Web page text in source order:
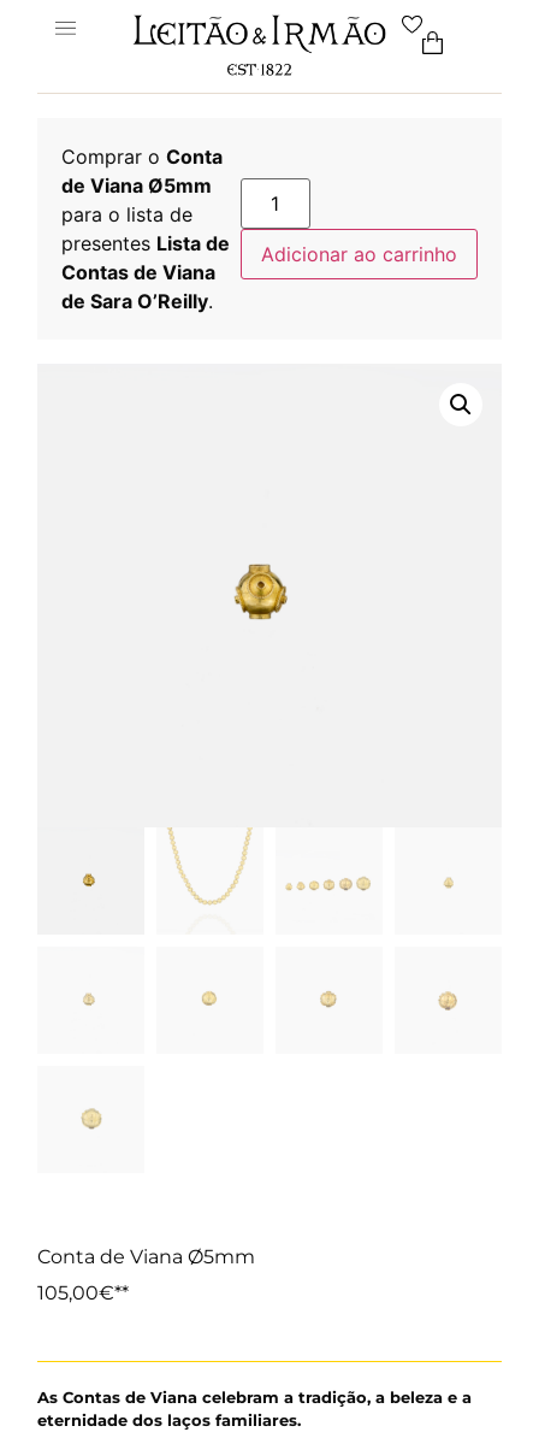
Comprar oConta
de Viana Ø5mm
para o lista de
presentes Lista de
Contas de Viana
de Sara O’Reilly.
Adicionar ao carrinho
Conta de Viana Ø5mm
105,00€
As Contas de Viana celebram a tradição, a beleza e a
eternidade dos laços familiares.